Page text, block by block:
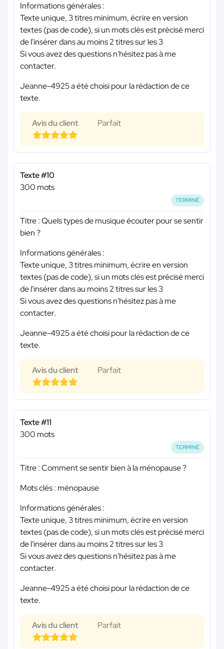
Informations générales :
Texte unique, 3 titres minimum, écrire en version
textes (pas de code), si un mots clés est précisé merci
de l'insérer dans au moins 2 titres sur les 3
Si vous avez des questions n'hésitez pas à me
contacter.
Jeanne-4925 a été choisi pour la rédaction de ce
texte.
Avis du client Parfait
Texte #10
300 mots
TERMINÉ
Titre : Quels types de musique écouter pour se sentir
bien ?
Informations générales :
Texte unique, 3 titres minimum, écrire en version
textes (pas de code), si un mots clés est précisé merci
de l'insérer dans au moins 2 titres sur les 3
Si vous avez des questions n'hésitez pas à me
contacter.
Jeanne-4925 a été choisi pour la rédaction de ce
texte.
Avis du client Parfait
Texte #11
300 mots
TERMINÉ
Titre : Comment se sentir bien à la ménopause ?
Mots clés : ménopause
Informations générales :
Texte unique, 3 titres minimum, écrire en version
textes (pas de code), si un mots clés est précisé merci
de l'insérer dans au moins 2 titres sur les 3
Si vous avez des questions n'hésitez pas à me
contacter.
Jeanne-4925 a été choisi pour la rédaction de ce
texte.
Avis du client Parfait